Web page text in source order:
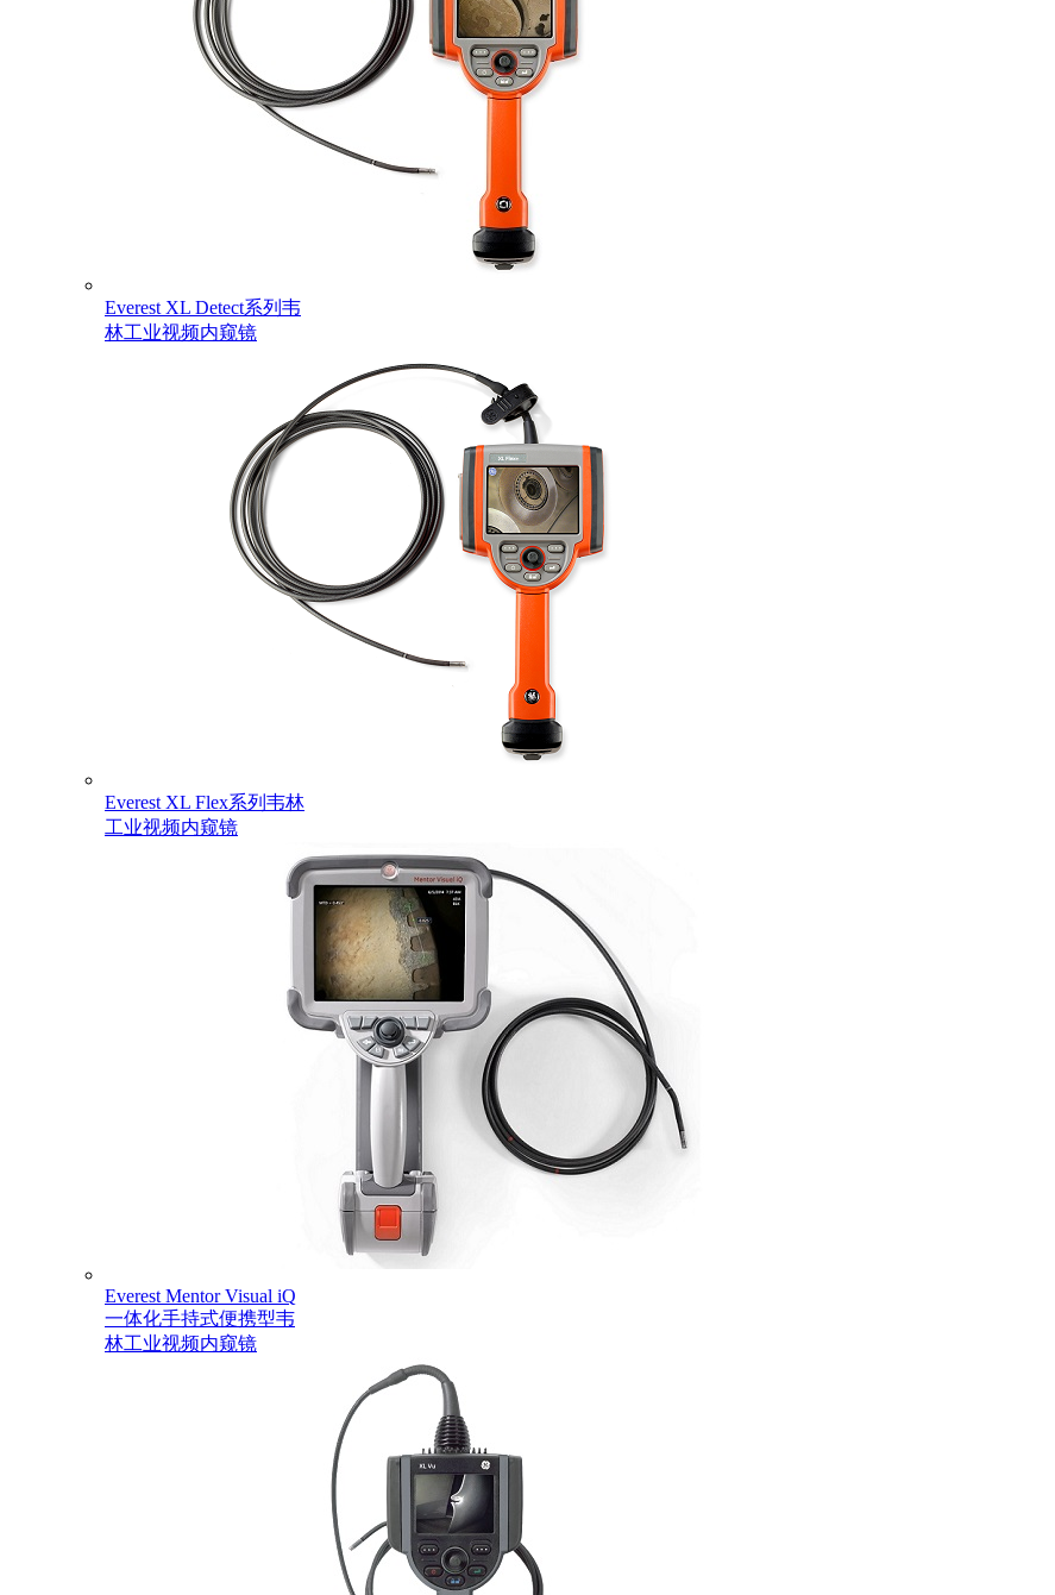
Everest XL Detect系列韦
林工业视频内窥镜
Everest XL Flex系列韦林
工业视频内窥镜
Everest Mentor Visual iQ
一体化手持式便携型韦
林工业视频内窥镜